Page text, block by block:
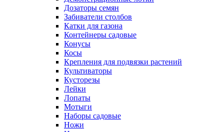
Дозаторы семян
Забиватели столбов
Катки для газона
Контейнеры садовые
Конусы
Косы
Крепления для подвязки растений
Культиваторы
Кусторезы
Лейки
Лопаты
Мотыги
Наборы садовые
Ножи